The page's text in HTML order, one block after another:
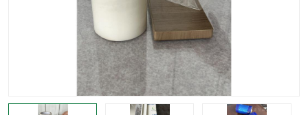
彩钢板保护膜
不绣钢板保护膜 两边上胶保护膜
窗缝阻风胶带 铝板保护膜